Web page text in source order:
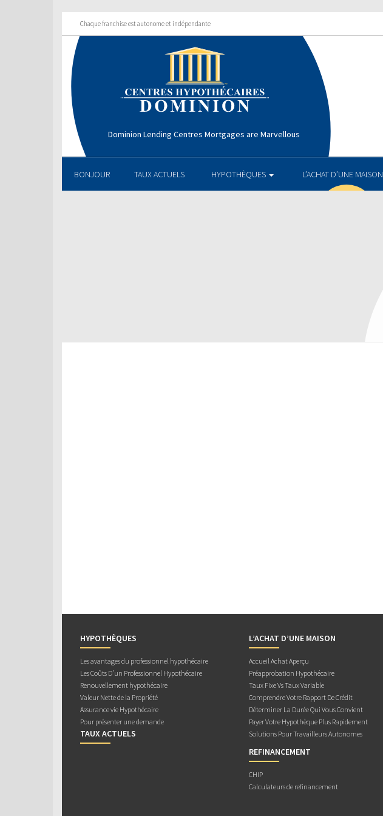
Chaque franchise est autonome et indépendante
Dominion Lending Centres Mortgages are Marvellous
BONJOUR TAUX ACTUELS HYPOTHÈQUES L’ACHAT D’UNE MAISON
HYPOTHÈQUES
Les avantages du professionnel hypothécaire
Les Coûts D’un Professionnel Hypothécaire
Renouvellement hypothécaire
Valeur Nette de la Propriété
Assurance vie Hypothécaire
Pour présenter une demande
TAUX ACTUELS
L’ACHAT D’UNE MAISON
Accueil Achat Aperçu
Préapprobation Hypothécaire
Taux Fixe Vs Taux Variable
Comprendre Votre Rapport De Crédit
Déterminer La Durée Qui Vous Convient
Payer Votre Hypothèque Plus Rapidement
Solutions Pour Travailleurs Autonomes
REFINANCEMENT
CHIP
Calculateurs de refinancement